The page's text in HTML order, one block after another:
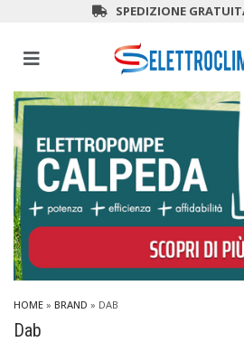
SPEDIZIONE
HOME » BRAND » DAB
Dab